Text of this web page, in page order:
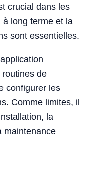
crucial dans les
à long terme et la
sont essentielles.
routines de
configurer les
Comme limites, il
la
maintenance